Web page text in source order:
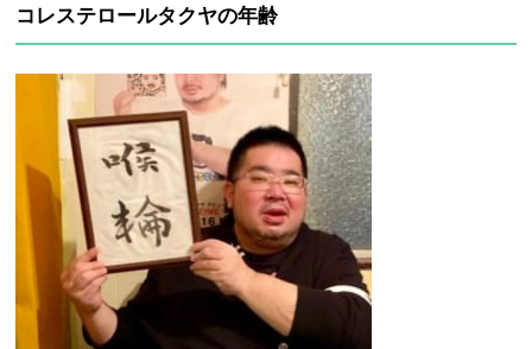
コレステロールタクヤの年齢